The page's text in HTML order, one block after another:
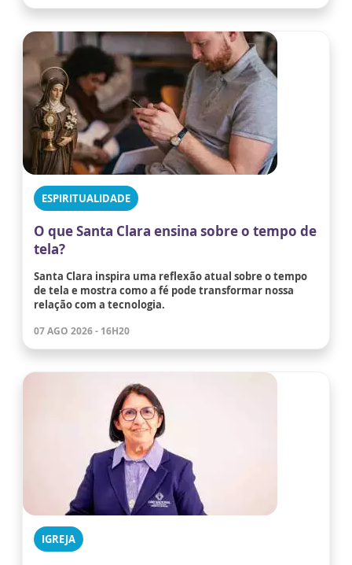
ESPIRITUALIDADE
O que Santa Clara ensina sobre o tempo de
tela?
Santa Clara inspira uma reflexão atual sobre o tempo
de tela e mostra como a fé pode transformar nossa
relação com a tecnologia.
07 AGO 2026 - 16H20
IGREJA